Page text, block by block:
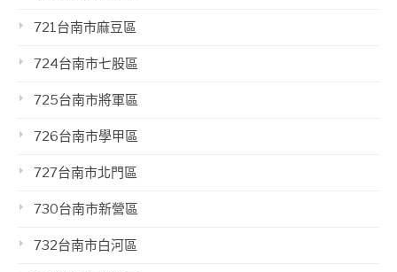
721台南市麻豆區
724台南市七股區
725台南市將軍區
726台南市學甲區
727台南市北門區
730台南市新營區
732台南市白河區